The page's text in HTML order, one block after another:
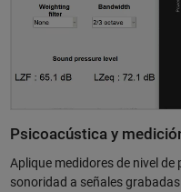
Psicoacústica y
Aplique medidores de nivel
sonoridad a señales